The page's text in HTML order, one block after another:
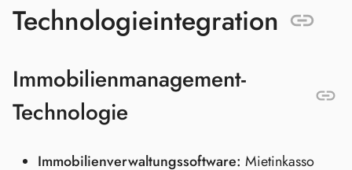
Technologieintegration
Immobilienmanagement-
Technologie
Immobilienverwaltungssoftware: Mietinkasso